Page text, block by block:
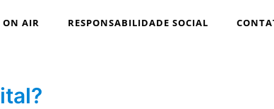
ON AIR RESPONSABILIDADE SOCIAL